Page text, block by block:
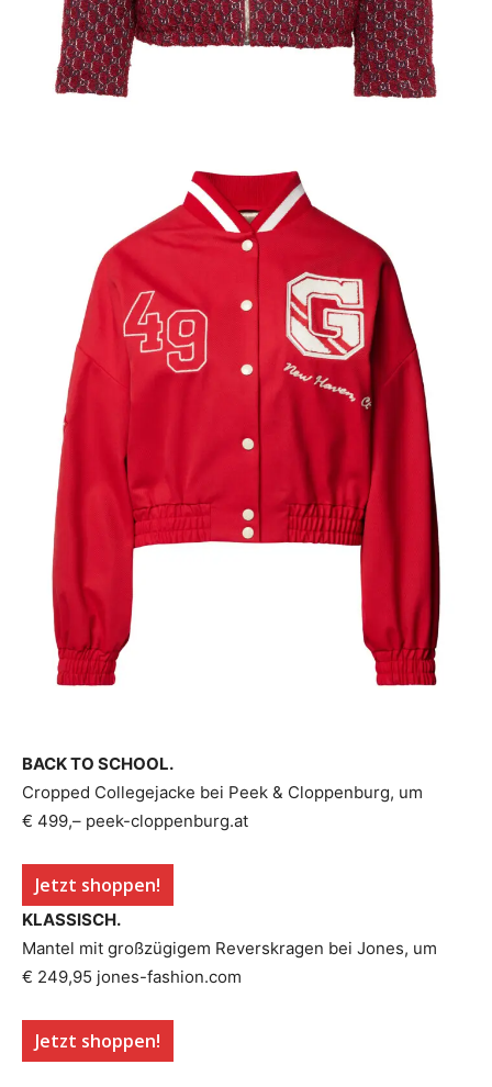
BACK TO SCHOOL.
Cropped Collegejacke bei Peek & Cloppenburg, um
€ 499,– peek-cloppenburg.at
Jetzt shoppen!
KLASSISCH.
Mantel mit großzügigem Reverskragen bei Jones, um
€ 249,95 jones-fashion.com
Jetzt shoppen!